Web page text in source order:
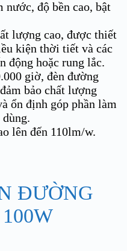
nước, độ bền cao, bật
lượng cao, được thiết
kiện thời tiết và các
động hoặc rung lắc.
giờ, đèn đường
bảo chất lượng
ổn định góp phần làm
lên đến 110lm/w.
ĐƯỜNG